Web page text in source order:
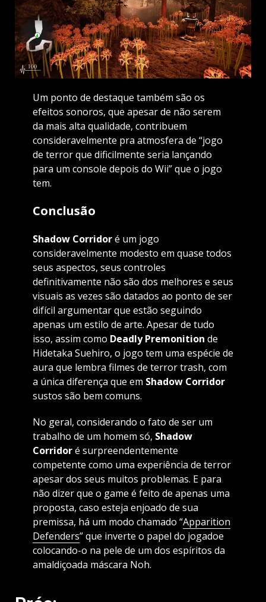
Um ponto de destaque também são os
efeitos sonoros, que apesar de não serem
da mais alta qualidade, contribuem
consideravelmente pra atmosfera de “jogo
de terror que dificilmente seria lançando
para um console depois do Wii” que o jogo
tem.
Conclusão
Shadow Corridoré um jogo
consideravelmente modesto em quase todos
seus aspectos, seus controles
definitivamente não são dos melhores e seus
visuais as vezes são datados ao ponto de ser
difícil argumentar que estão seguindo
apenas um estilo de arte. Apesar de tudo
isso, assim como Deadly Premonition de
Hidetaka Suehiro, o jogo tem uma espécie de
aura que lembra filmes de terror trash, com
a única diferença que em Shadow Corridor
sustos são bem comuns.
No geral, considerando o fato de ser um
trabalho de um homem só, Shadow
Corridoré surpreendentemente
competente como uma experiência de terror
apesar dos seus muitos problemas. E para
não dizer que o game é feito de apenas uma
proposta, caso esteja enjoado de sua
premissa, há um modo chamado “Apparition
Defenders” que inverte o papel do jogadoe
colocando-o na pele de um dos espíritos da
amaldiçoada máscara Noh.